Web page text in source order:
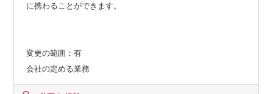
に携わることができます。
変更の範囲：有
会社の定める業務